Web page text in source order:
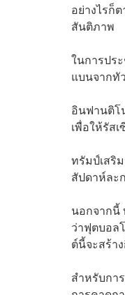
อย่างไรก็
สันติภาพ
ในการปร
แบนจากทั
อินฟานติโ
เพื่อให้รัส
ทรัมป์เสริ
สัปดาห์ละ
นอกจากนี้
ว่าฟุตบอล
ต์นี้จะสร้า
สำหรับกา